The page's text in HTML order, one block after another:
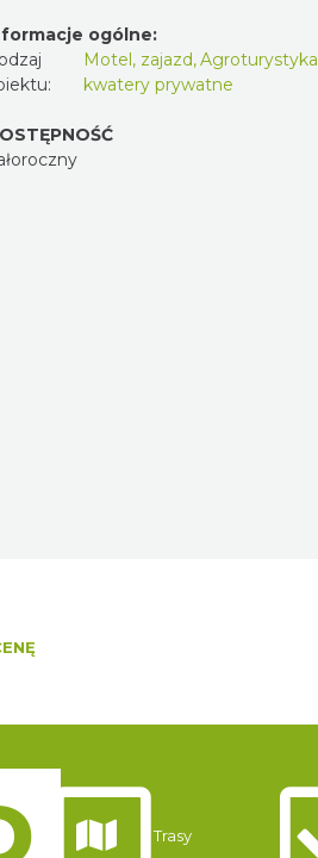
ogólne:
Motel, zajazd,Agroturystyka
kwatery prywatne
Trasy